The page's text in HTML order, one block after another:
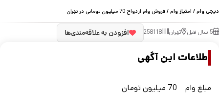
دیجی وام/ امتیاز وام/ فروش وام ازدواج 70 میلیون تومانی در تهران
5 سال قبل تهران 258118 افزودن به علاقه‌مندی‌ها
اطلاعات این آگهی
مبلغ وام
70 میلیون تومان